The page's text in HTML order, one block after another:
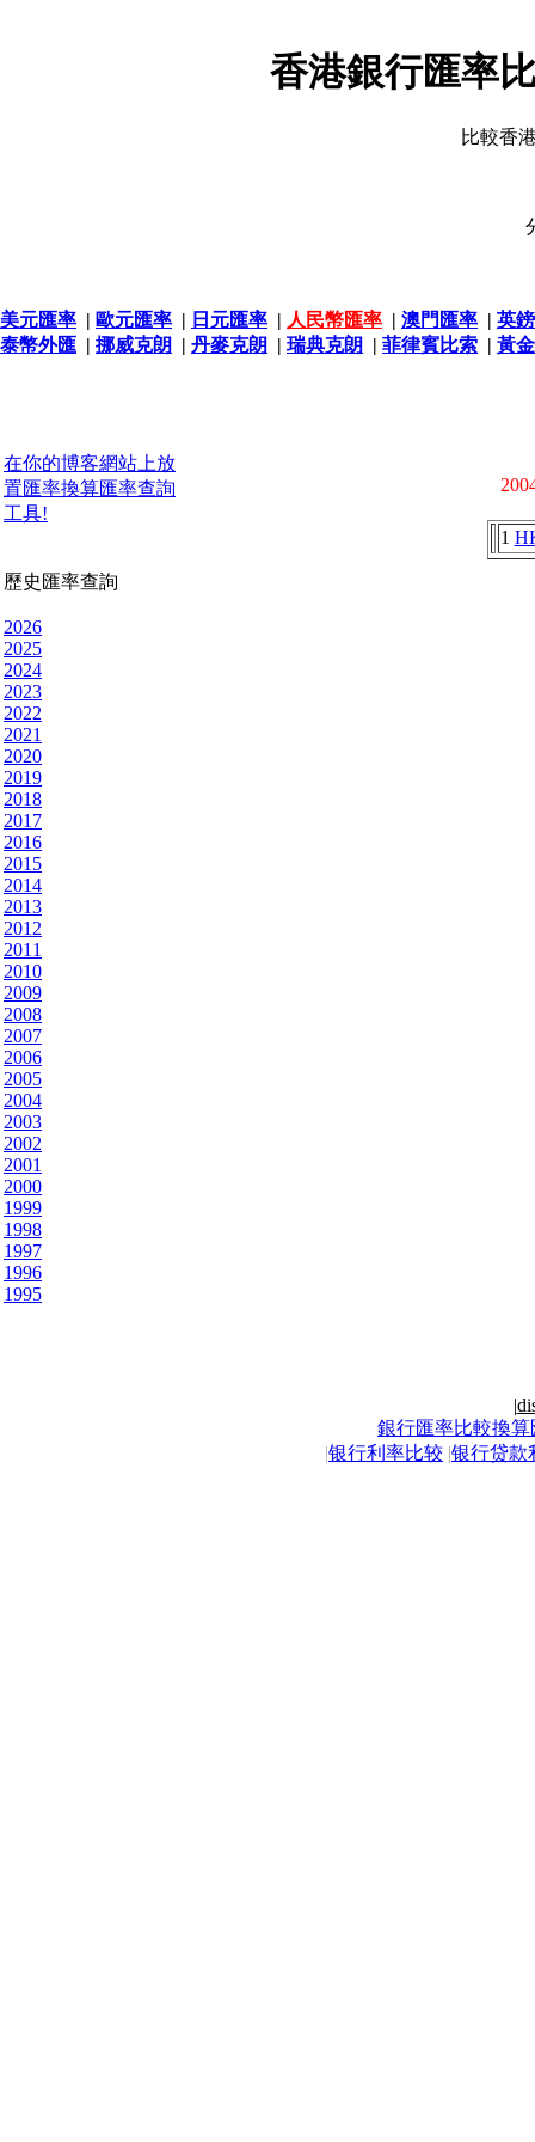
香港銀行匯率
比較香
美元匯率 | 歐元匯率 | 日元匯率 | 人民幣匯率 | 澳門匯率 | 英
泰幣外匯 | 挪威克朗 | 丹麥克朗 | 瑞典克朗 | 菲律賓比索 | 黃
在你的博客網站上放
置匯率換算匯率查詢
工具!
歷史匯率查詢
2026
2025
2024
2023
2022
2021
2020
2019
2018
2017
2016
2015
2014
2013
2012
2011
2010
2009
2008
2007
2006
2005
2004
2003
2002
2001
2000
1999
1998
1997
1996
1995
1
|
銀行匯率比較換算
|银行利率比较 |银行贷款